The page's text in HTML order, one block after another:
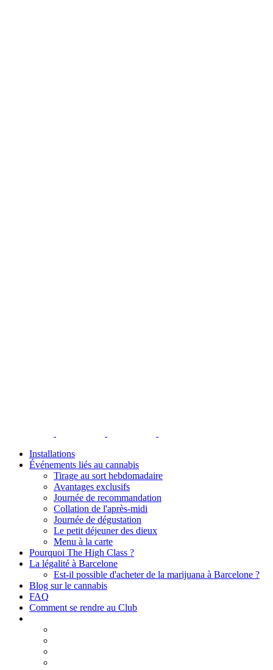
Installations
Événements liés au cannabis
Tirage au sort hebdomadaire
Avantages exclusifs
Journée de recommandation
Collation de l'après-midi
Journée de dégustation
Le petit déjeuner des dieux
Menu à la carte
Pourquoi The High Class ?
La légalité à Barcelone
Est-il possible d'acheter de la marijuana à Barcelone ?
Blog sur le cannabis
FAQ
Comment se rendre au Club